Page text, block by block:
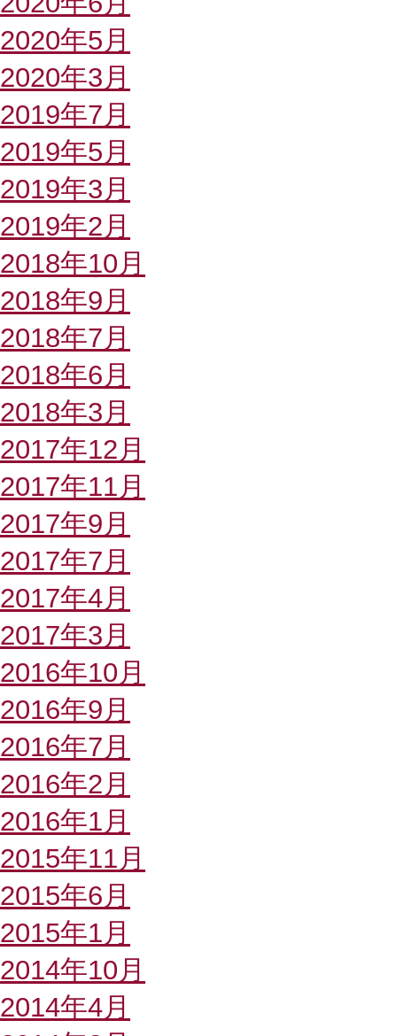
2020年5月
2020年3月
2019年7月
2019年5月
2019年3月
2019年2月
2018年10月
2018年9月
2018年7月
2018年6月
2018年3月
2017年12月
2017年11月
2017年9月
2017年7月
2017年4月
2017年3月
2016年10月
2016年9月
2016年7月
2016年2月
2016年1月
2015年11月
2015年6月
2015年1月
2014年10月
2014年4月